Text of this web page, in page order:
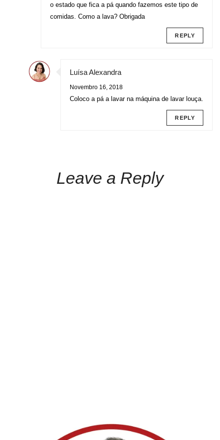
o estado que fica a pá quando fazemos este tipo de
comidas. Como a lava? Obrigada
REPLY
Luísa Alexandra
Novembro 16, 2018
Coloco a pá a lavar na máquina de lavar louça.
REPLY
Leave a Reply